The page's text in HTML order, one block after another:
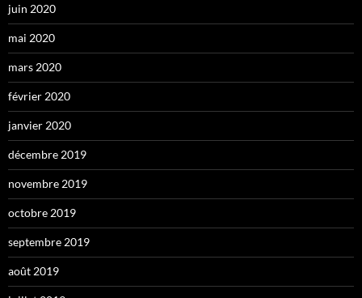
juin 2020
mai 2020
mars 2020
février 2020
janvier 2020
décembre 2019
novembre 2019
octobre 2019
septembre 2019
août 2019